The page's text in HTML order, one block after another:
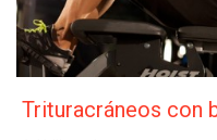
Trituracráneos con